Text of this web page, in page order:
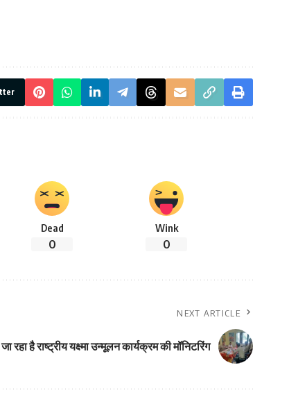
Dead
0
Wink
0
NEXT ARTICLE
रहा है राष्ट्रीय यक्ष्मा उन्मूलन कार्यक्रम की मॉनिटरिंग